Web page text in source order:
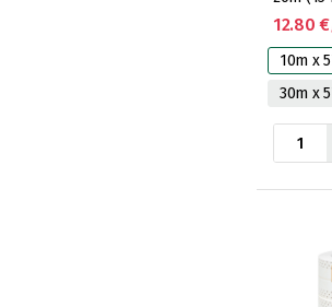
12.80
10m x
30m x